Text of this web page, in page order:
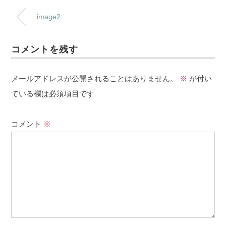
image2
コメントを残す
メールアドレスが公開されることはありません。 ※ が付い
ている欄は必須項目です
コメント ※